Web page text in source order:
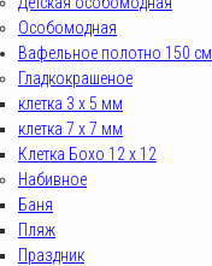
Особомодная
Вафельное полотно 150 см
Гладкокрашеное
клетка 3 х 5 мм
клетка 7 х 7 мм
Клетка Бохо 12 x 12
Набивное
Баня
Пляж
Праздник